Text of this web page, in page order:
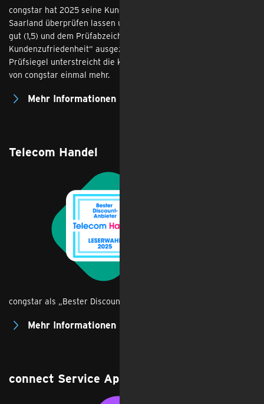
congstar hat 2025 seine Kundenzufriedenheit vom TÜV
Saarland überprüfen lassen und wurde dabei mit der Note sehr
gut (1,5) und dem Prüfabzeichen „Geprüfte
Kundenzufriedenheit“ ausgezeichnet. Das unabhängige
Prüfsiegel unterstreicht die konsequente Kundenzentrierung
von congstar einmal mehr.
Mehr Informationen
Telecom Handel
congstar als „Bester Discount-Anbieter“ bei der Leserwahl
Mehr Informationen
connect Service App Test